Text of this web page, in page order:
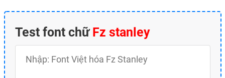
Test font chữ Fz stanley
Nhập nội dung test